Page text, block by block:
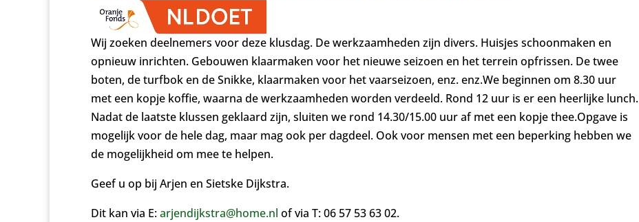
Wij zoeken deelnemers voor deze klusdag. De werkzaamheden zijn divers. Huisjes schoonmaken en
opnieuw inrichten. Gebouwen klaarmaken voor het nieuwe seizoen en het terrein opfrissen. De twee
boten, de turfbok en de Snikke, klaarmaken voor het vaarseizoen, enz. enz.We beginnen om 8.30 uur
met een kopje koffie, waarna de werkzaamheden worden verdeeld. Rond 12 uur is er een heerlijke lunch.
Nadat de laatste klussen geklaard zijn, sluiten we rond 14.30/15.00 uur af met een kopje thee.Opgave is
mogelijk voor de hele dag, maar mag ook per dagdeel. Ook voor mensen met een beperking hebben we
de mogelijkheid om mee te helpen.
Geef u op bij Arjen en Sietske Dijkstra.
Dit kan via E:arjendijkstra@home.nl of via T: 06 57 53 63 02.